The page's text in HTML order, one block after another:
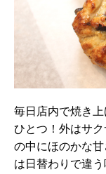
毎日店内で焼き
ひとつ！外はサ
の中にほのかな
は日替わりで違